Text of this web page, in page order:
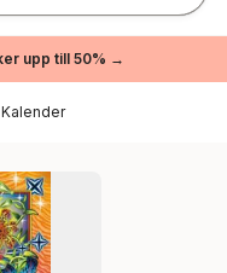
upp till 50% →
Kalender